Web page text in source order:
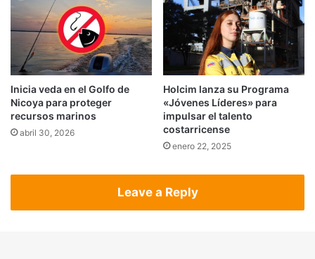
Inicia veda en el Golfo de
Nicoya para proteger
recursos marinos
abril 30, 2026
Holcim lanza su Programa
«Jóvenes Líderes» para
impulsar el talento
costarricense
enero 22, 2025
Leave a Reply